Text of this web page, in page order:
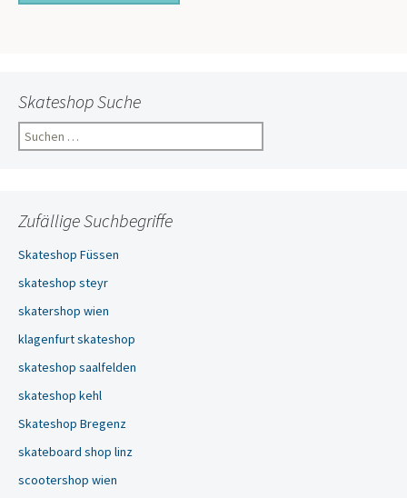
Skateshop Suche
Suchen
nach:
Zufällige Suchbegriffe
Skateshop Füssen
skateshop steyr
skatershop wien
klagenfurt skateshop
skateshop saalfelden
skateshop kehl
Skateshop Bregenz
skateboard shop linz
scootershop wien